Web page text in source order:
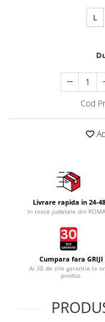
L
Cod
Livrare rapida in 24-
In toate judetele din
Cumpara fara GRIJI
Ai 30 de zile garantie la
produs.